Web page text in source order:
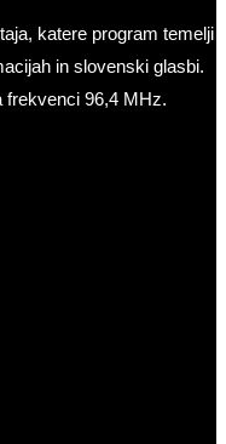
katere program temelji
in slovenski glasbi.
frekvenci 96,4 MHz.